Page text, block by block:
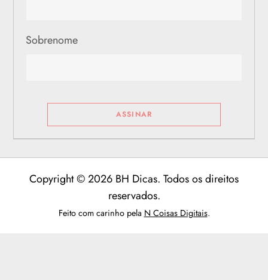
Sobrenome
Copyright © 2026 BH Dicas. Todos os direitos
reservados.
Feito com carinho pela N Coisas Digitais.